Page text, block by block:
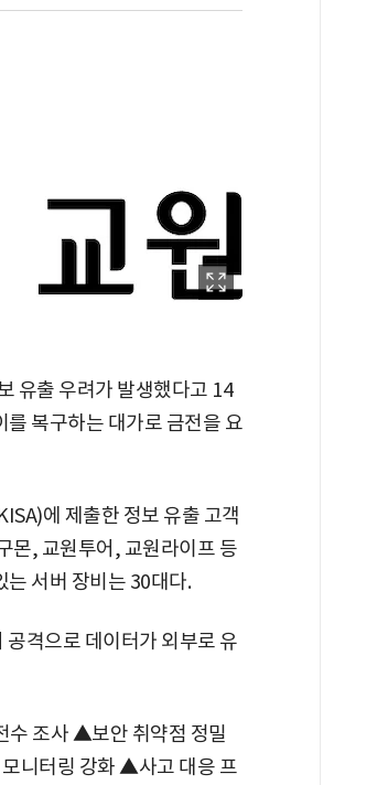
유출 우려가 발생했다고 14
복구하는 대가로 금전을 요
에 제출한 정보 유출 고객
몬, 교원투어, 교원라이프 등
는 서버 장비는 30대다.
격으로 데이터가 외부로 유
수 조사 ▲보안 취약점 정밀
니터링 강화 ▲사고 대응 프